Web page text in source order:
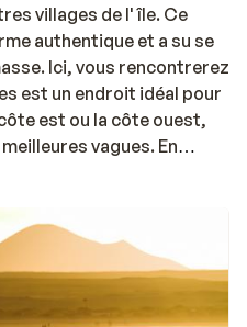
villages de l' île. Ce
authentique et a su se
Ici, vous rencontrerez
est un endroit idéal pour
est ou la côte ouest,
vagues. En
de nombreux
bars et les cafétérias
par des peronnes de la
de bons conseils sur
est organisé tous les